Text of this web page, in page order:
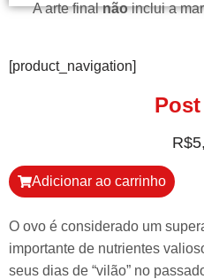
A arte finalnãoinclui a
[product_navigation]
Post
R$
Adicionar ao carrinho
O ovo é considerado um
importante de nutrientes
seus dias de “vilão” no